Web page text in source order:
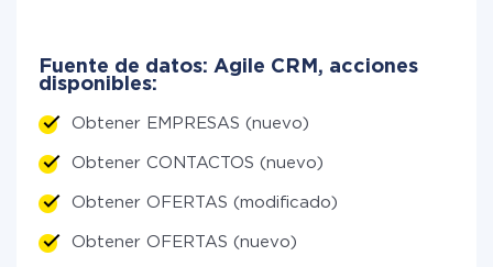
Fuente de datos: Agile CRM, acciones
disponibles:
Obtener EMPRESAS (nuevo)
Obtener CONTACTOS (nuevo)
Obtener OFERTAS (modificado)
Obtener OFERTAS (nuevo)